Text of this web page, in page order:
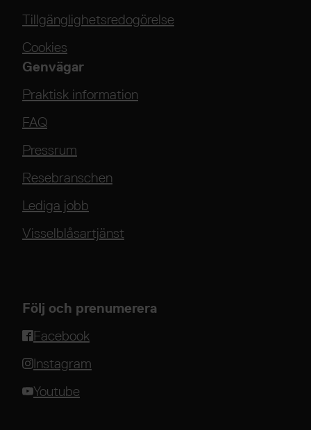
Tillgänglighetsredogörelse
Cookies
Genvägar
Praktisk information
FAQ
Pressrum
Resebranschen
Lediga jobb
Visselblåsartjänst
Följ och prenumerera
Facebook
Instagram
Youtube